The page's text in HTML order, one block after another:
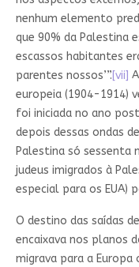
nenhum elemento
que 90% da Palestina
escassos habitantes
parentes nossos’”.[vii]
europeia (1904-1914)
foi iniciada no ano
depois dessas ondas
Palestina só sessenta
judeus imigrados à
especial para os EUA)
O destino das saídas
encaixava nos planos
migrava para a Europa